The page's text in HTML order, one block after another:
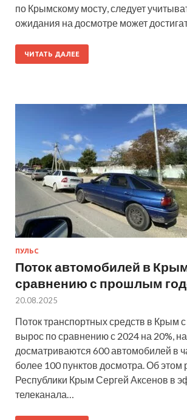
по Крымскому мосту, следует
ожидания на досмотре может
ЧИТАТЬ ДАЛЕЕ
ПУЛЬС
Поток автомобилей в
сравнению с прошлым
20.08.2025
Поток транспортных средств в Крым с
вырос по сравнению с 2024 на 20%,
досматриваются 600 автомобилей в
более 100 пунктов досмотра. Об этом
Республики Крым Сергей Аксенов в
телеканала…